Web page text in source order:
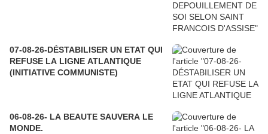
07-08-26-DÉSTABILISER UN ETAT QUI
REFUSE LA LIGNE ATLANTIQUE
(INITIATIVE COMMUNISTE)
06-08-26- LA BEAUTE SAUVERA LE
MONDE.